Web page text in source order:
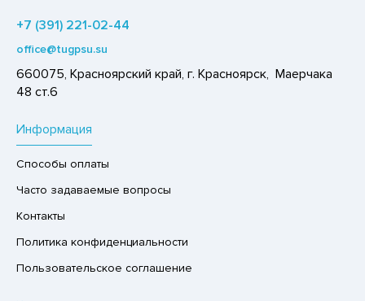
СОДА
ОРЕХИ, ГРИБЫ
ШОКОЛАДНЫЕ БАТОНЧИКИ,
ПАСТА
Информация
Способы оплаты
Часто задаваемые вопросы
Контакты
Политика конфиденциальности
Пользовательское соглашение
+7 (391) 221-02-44
office@tugpsu.su
660075, Красноярский край, г. Красноярск, Маерчака
48 ст.6